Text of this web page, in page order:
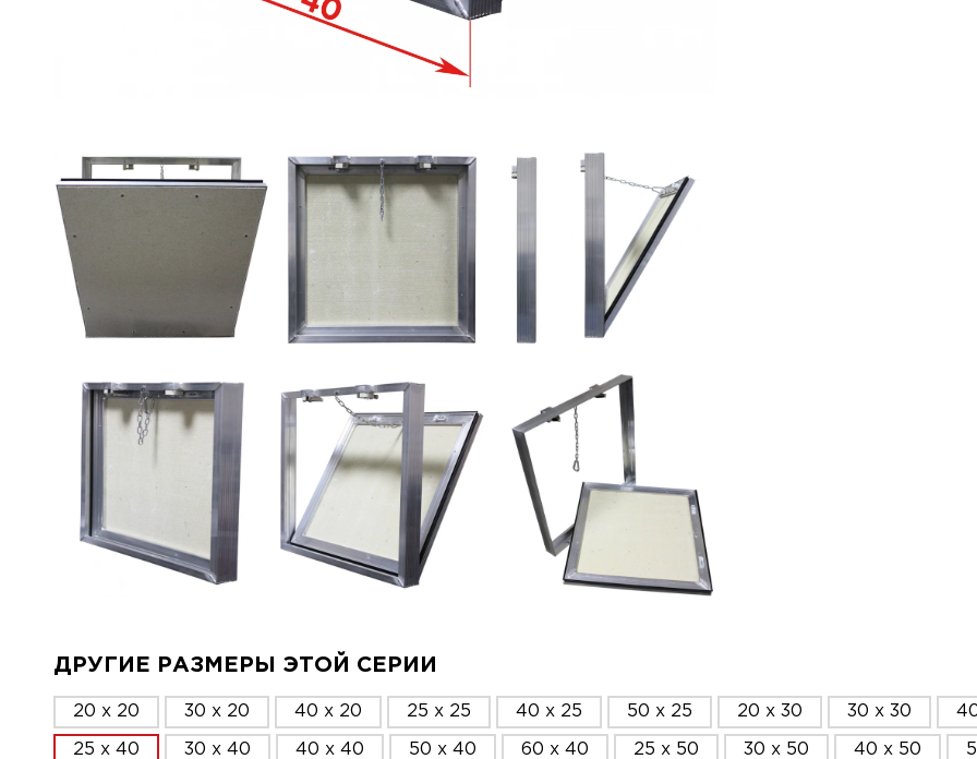
ДРУГИЕ РАЗМЕРЫ ЭТОЙ СЕРИИ
20 x 20 30 x 20 40 x 20 25 x 25 40 x 25 50 x 25 20 x 30 30 x 30
25 x 40 30 x 40 40 x 40 50 x 40 60 x 40 25 x 50 30 x 50 40 x 50